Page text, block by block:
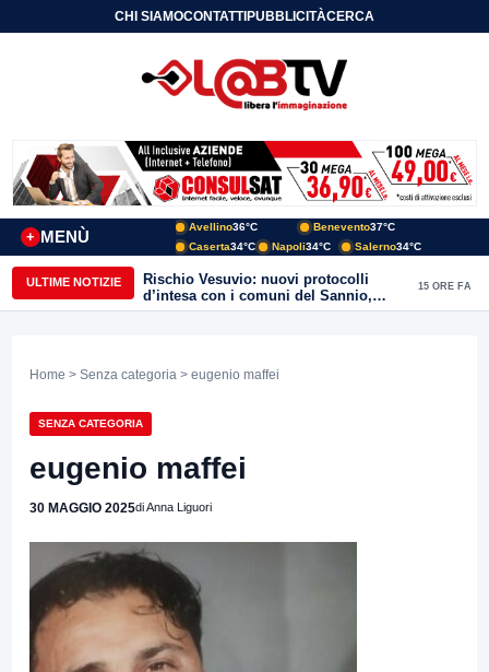
CHI SIAMOCONTATTIPUBBLICITÀCERCA
MENÙ
+
Avellino36°C Benevento37°C
Caserta34°C Napoli34°C Salerno34°C
ULTIME NOTIZIE
Rischio Vesuvio: nuovi protocolli
d’intesa con i comuni del Sannio,
firmato il protocollo con Arpaise
15 ORE FA
Home > Senza categoria > eugenio maffei
SENZA CATEGORIA
eugenio maffei
30 MAGGIO 2025di Anna Liguori